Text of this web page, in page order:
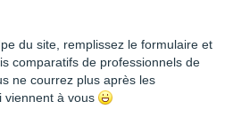
du site, remplissez le formulaire et
comparatifs de professionnels de
ne courrez plus après les
viennent à vous